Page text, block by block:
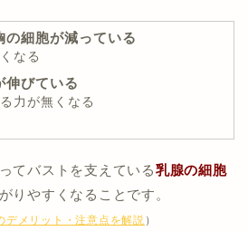
の細胞が減っている
なる
伸びている
力が無くなる
てバストを支えている乳腺の細胞
りやすくなることです。
デメリット・注意点を解説 ）